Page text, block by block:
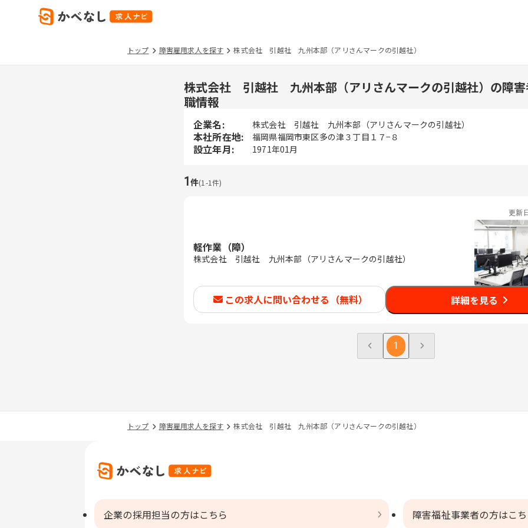
トップ 障害雇用求人を探す 株式会社 引越社 九州本部（アリさんマークの引越社）
株式会社 引越社 九州本部（アリさんマークの引越社）の障害
職情報
企業名: 株式会社 引越社 九州本部（アリさんマークの引越社）
本社所在地: 福岡県福岡市東区多の津３丁目１７−８
設立年月: 1971年01月
1 件(1 -1件)
更新
軽作業（障）
株式会社 引越社 九州本部（アリさんマークの引越社）
この求人に問い合わせる（無料） 詳細を見る
1
トップ 障害雇用求人を探す 株式会社 引越社 九州本部（アリさんマークの引越社）
企業の採用担当の方はこちら 障害福祉事業者の方はこ